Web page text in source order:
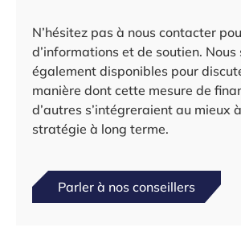
N’hésitez pas à nous contacter
d’informations et de soutien. Nous
également disponibles pour
manière dont cette mesure de
d’autres s’intégreraient au mieux
stratégie à long terme.
Parler à nos conseillers